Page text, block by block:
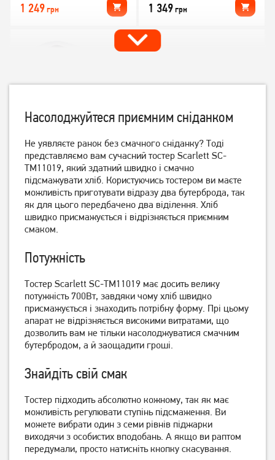
1 249грн 1 349грн
Тостер Grunhelm GWD012
939грн
499 грн
Тостер Philips HD2581/00
1 549грн
1 709грн 1 519грн
Насолоджуйтеся приємним сніданком
Не уявляєте ранок без смачного сніданку? Тоді
представляємо вам сучасний тостер Scarlett SC-
TM11019, який здатний швидко і смачно
підсмажувати хліб. Користуючись тостером ви маєте
можливість приготувати відразу два бутерброда, так
як для цього передбачено два віділення. Хліб
швидко присмажується і відрізняється приємним
смаком.
Потужність
Тостер Scarlett SC-TM11019 має досить велику
потужність 700Вт, завдяки чому хліб швидко
присмажується і знаходить потрібну форму. Прі цьому
апарат не відрізняється високими витратами, що
дозволить вам не тільки насолоджуватися смачним
бутербродом, а й заощадити гроші.
Знайдіть свій смак
Тостер підходить абсолютно кожному, так як має
можливість регулювати ступінь підсмаження. Ви
можете вибрати один з семи рівнів піджарки
виходячи з особистих вподобань. А якщо ви раптом
передумали, просто натисніть кнопку скасування.